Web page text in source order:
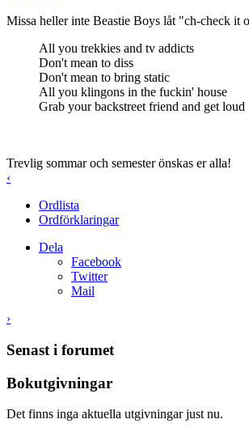
Missa heller inte Beastie Boys låt "ch-check it
All you trekkies and tv addicts
Don't mean to diss
Don't mean to bring static
All you klingons in the fuckin' house
Grab your backstreet friend and get loud
Trevlig sommar och semester önskas er alla!
‹
Ordlista
Ordförklaringar
Dela
Facebook
Twitter
Mail
›
Senast i forumet
Bokutgivningar
Det finns inga aktuella utgivningar just nu.